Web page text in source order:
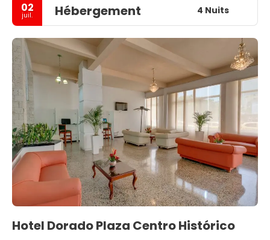
02
juil. Hébergement 4 Nuits
Hotel Dorado Plaza Centro Histórico